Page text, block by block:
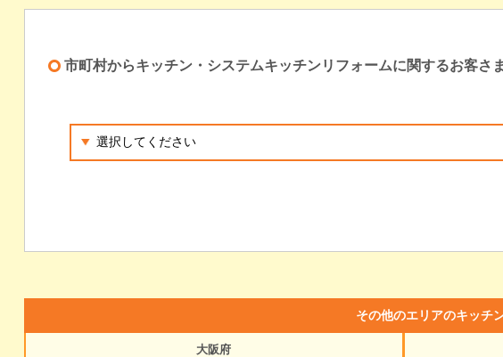
市町村からキッチン・システムキッチンリフォームに関するお客さ
その他のエリアのキッチ
大阪府